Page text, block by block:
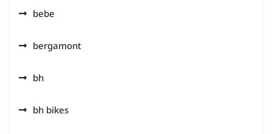
bebe
bergamont
bh
bh bikes